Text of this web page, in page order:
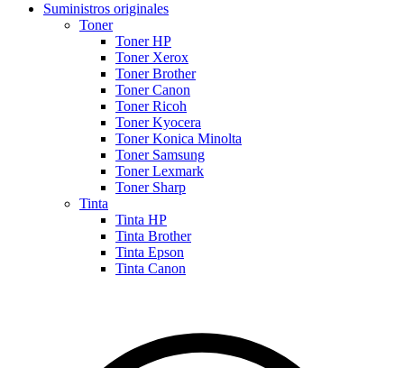
Suministros originales
Toner
Toner HP
Toner Xerox
Toner Brother
Toner Canon
Toner Ricoh
Toner Kyocera
Toner Konica Minolta
Toner Samsung
Toner Lexmark
Toner Sharp
Tinta
Tinta HP
Tinta Brother
Tinta Epson
Tinta Canon